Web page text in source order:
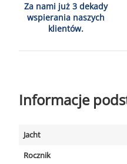
Za nami już 3 dekady
wspierania naszych
klientów.
Informacje
Jacht
Rocznik